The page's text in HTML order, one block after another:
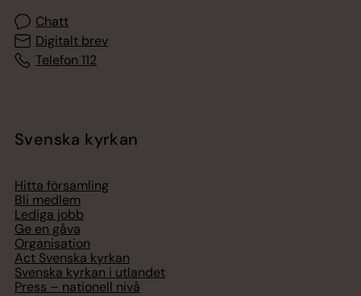
Chatt
Digitalt brev
Telefon 112
Svenska kyrkan
Hitta församling
Bli medlem
Lediga jobb
Ge en gåva
Organisation
Act Svenska kyrkan
Svenska kyrkan i utlandet
Press – nationell nivå